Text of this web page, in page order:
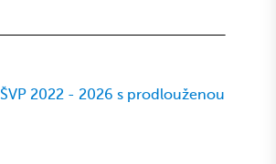
ŠVP 2022 - 2026 s prodlouženou